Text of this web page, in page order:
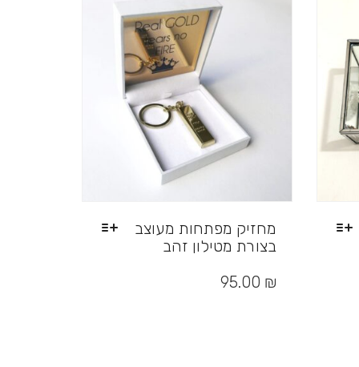
מחזיק מפתחות מעוצב
בצורת מטילון זהב
זה 95.00 ₪